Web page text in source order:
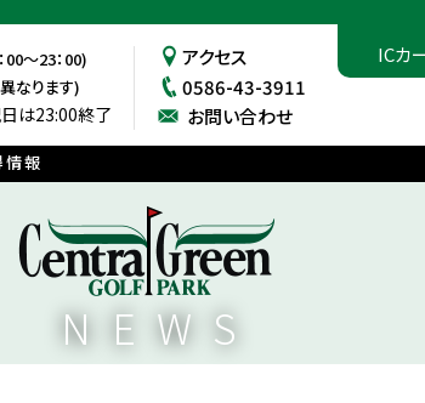
ICカ
～23：00)
なります)
は23:00終了
アクセス
0586-43-3911
お問い合わせ
情報
NEWS